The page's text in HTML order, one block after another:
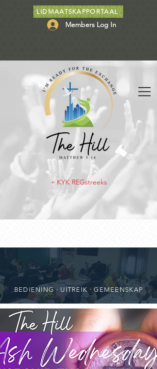
+ KYK REGstreeks
LIDMAATSKAPPORTAAL
Members Log In
BEDIENING · UITREIK · GEMEENSKAP